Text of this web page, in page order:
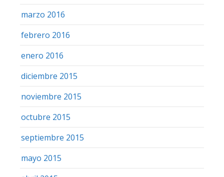
marzo 2016
febrero 2016
enero 2016
diciembre 2015
noviembre 2015
octubre 2015
septiembre 2015
mayo 2015